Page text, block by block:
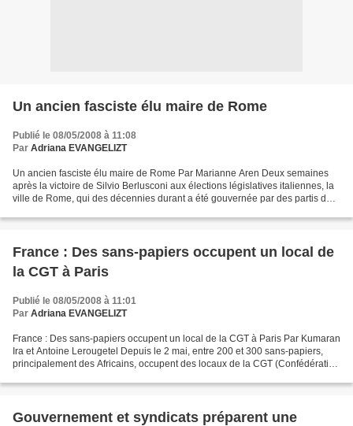
Un ancien fasciste élu maire de Rome
Publié le 08/05/2008 à 11:08
Par Adriana EVANGELIZT
Un ancien fasciste élu maire de Rome Par Marianne Aren Deux semaines
après la victoire de Silvio Berlusconi aux élections législatives italiennes, la
ville de Rome, qui des décennies durant a été gouvernée par des partis de
France : Des sans-papiers occupent un local de
la CGT à Paris
Publié le 08/05/2008 à 11:01
Par Adriana EVANGELIZT
France : Des sans-papiers occupent un local de la CGT à Paris Par Kumaran
Ira et Antoine Lerougetel Depuis le 2 mai, entre 200 et 300 sans-papiers,
principalement des Africains, occupent des locaux de la CGT (Confédération
Gouvernement et syndicats préparent une